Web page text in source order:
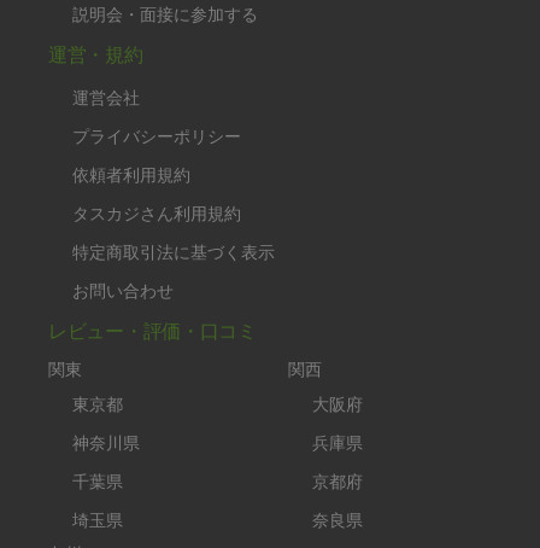
説明会・面接に参加する
運営・規約
運営会社
プライバシーポリシー
依頼者利用規約
タスカジさん利用規約
特定商取引法に基づく表示
お問い合わせ
レビュー・評価・口コミ
関東
東京都
神奈川県
千葉県
埼玉県
関西
大阪府
兵庫県
京都府
奈良県